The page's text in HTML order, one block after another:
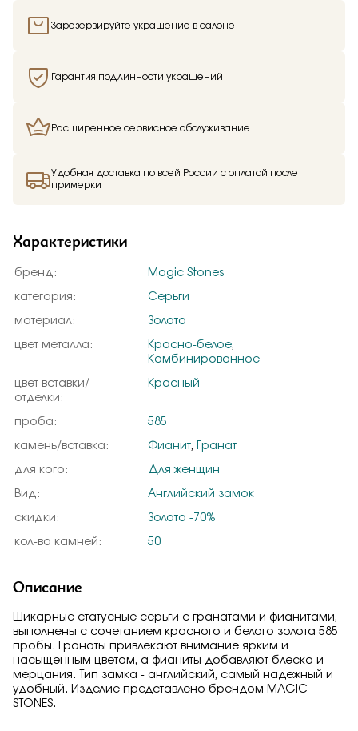
Зарезервируйте украшение в салоне
Гарантия подлинности украшений
Расширенное сервисное обслуживание
Удобная доставка по всей России с оплатой после
примерки
Характеристики
бренд: Magic Stones
категория: Серьги
материал: Золото
цвет металла: Красно-белое,
Комбинированное
цвет вставки/
отделки:
Красный
проба: 585
камень/вставка: Фианит, Гранат
для кого: Для женщин
Вид: Английский замок
скидки: Золото -70%
кол-во камней: 50
Описание
Шикарные статусные серьги с гранатами и фианитами,
выполнены с сочетанием красного и белого золота 585
пробы. Гранаты привлекают внимание ярким и
насыщенным цветом, а фианиты добавляют блеска и
мерцания. Тип замка - английский, самый надежный и
удобный. Изделие представлено брендом MAGIC
STONES.